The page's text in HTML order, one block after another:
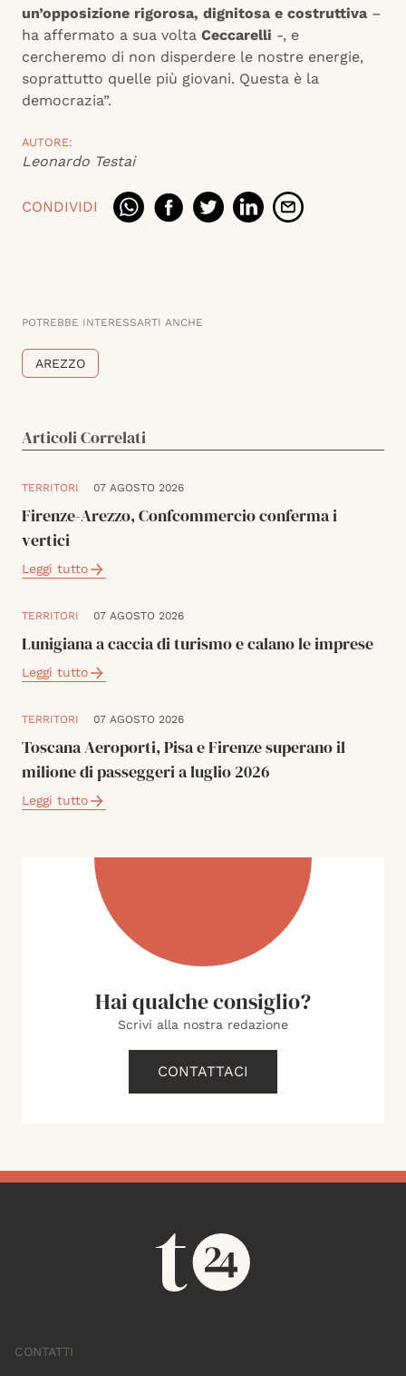
un’opposizione rigorosa, dignitosa e costruttiva –
ha affermato a sua volta Ceccarelli -, e
cercheremo di non disperdere le nostre energie,
soprattutto quelle più giovani. Questa è la
democrazia”.
AUTORE:
Leonardo Testai
CONDIVIDI
POTREBBE INTERESSARTI ANCHE
AREZZO
Articoli Correlati
TERRITORI 07 AGOSTO 2026
Firenze-Arezzo, Confcommercio conferma i
vertici
Leggi tutto
TERRITORI 07 AGOSTO 2026
Lunigiana a caccia di turismo e calano le imprese
Leggi tutto
TERRITORI 07 AGOSTO 2026
Toscana Aeroporti, Pisa e Firenze superano il
milione di passeggeri a luglio 2026
Leggi tutto
Hai qualche consiglio?
Scrivi alla nostra redazione
CONTATTACI
CONTATTI